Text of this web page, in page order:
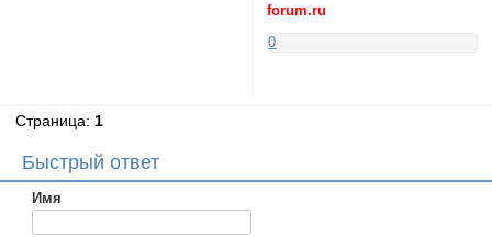
forum.ru
0
Страница: 1
Быстрый ответ
Имя